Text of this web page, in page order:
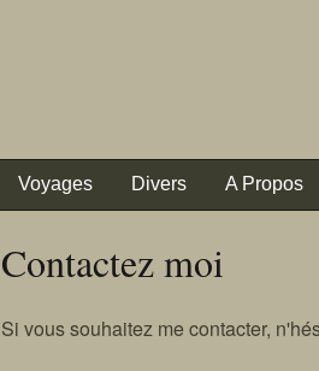
Voyages Divers A Propos
Contactez moi
Si vous souhaitez me contacter,